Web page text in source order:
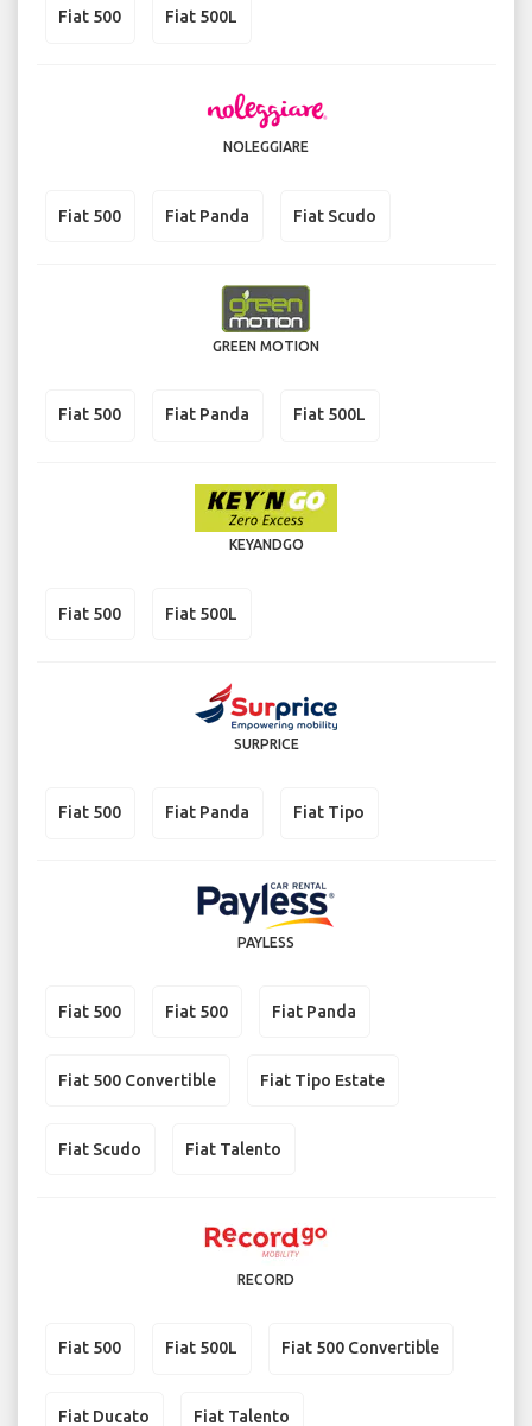
Fiat 500 Fiat 500L
NOLEGGIARE
Fiat 500 Fiat Panda Fiat Scudo
GREEN MOTION
Fiat 500 Fiat Panda Fiat 500L
KEYANDGO
Fiat 500 Fiat 500L
SURPRICE
Fiat 500 Fiat Panda Fiat Tipo
PAYLESS
Fiat 500 Fiat 500 Fiat Panda
Fiat 500 Convertible Fiat Tipo Estate
Fiat Scudo Fiat Talento
RECORD
Fiat 500 Fiat 500L Fiat 500 Convertible
Fiat Ducato Fiat Talento